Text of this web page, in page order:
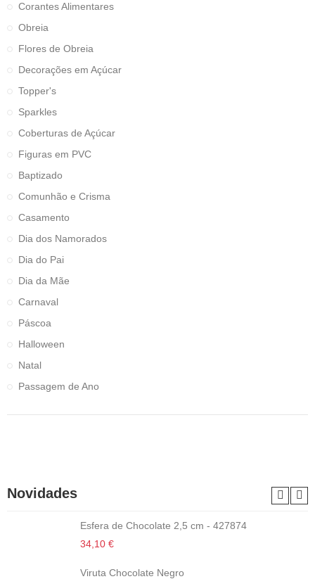
Corantes Alimentares
Obreia
Flores de Obreia
Decorações em Açúcar
Topper's
Sparkles
Coberturas de Açúcar
Figuras em PVC
Baptizado
Comunhão e Crisma
Casamento
Dia dos Namorados
Dia do Pai
Dia da Mãe
Carnaval
Páscoa
Halloween
Natal
Passagem de Ano
Novidades
Esfera de Chocolate 2,5 cm - 427874
34,10 €
Viruta Chocolate Negro